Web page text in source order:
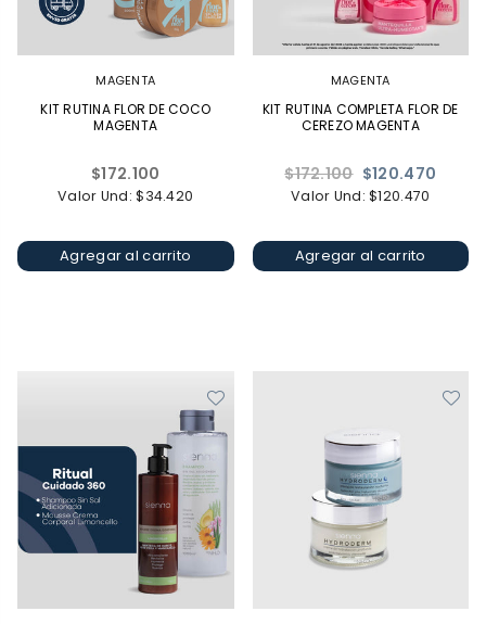
MAGENTA
KIT RUTINA FLOR DE COCO
MAGENTA
Precio
habitual
$172.100
Valor Und: $34.420
Agregar al carrito
MAGENTA
KIT RUTINA COMPLETA FLOR DE
CEREZO MAGENTA
Precio
habitual
$172.100 $120.470
Valor Und: $120.470
Agregar al carrito